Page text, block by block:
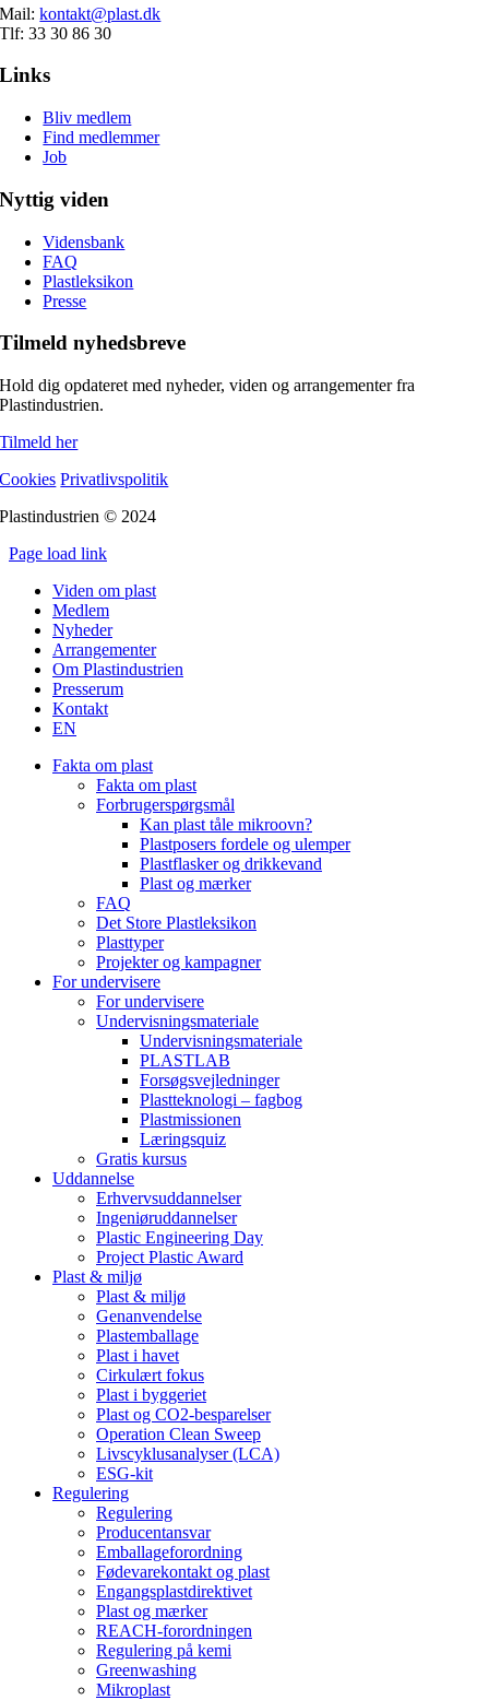
Mail:kontakt@plast.dk
Tlf: 33 30 86 30
Links
Bliv medlem
Find medlemmer
Job
Nyttig viden
Vidensbank
FAQ
Plastleksikon
Presse
Tilmeld nyhedsbreve
Hold dig opdateret med nyheder, viden og arrangementer fra
Plastindustrien.
Tilmeld her
Cookies Privatlivspolitik
Plastindustrien © 2024
Page load link
Viden om plast
Medlem
Nyheder
Arrangementer
Om Plastindustrien
Presserum
Kontakt
EN
Fakta om plast
Fakta om plast
Forbrugerspørgsmål
Kan plast tåle mikroovn?
Plastposers fordele og ulemper
Plastflasker og drikkevand
Plast og mærker
FAQ
Det Store Plastleksikon
Plasttyper
Projekter og kampagner
For undervisere
For undervisere
Undervisningsmateriale
Undervisningsmateriale
PLASTLAB
Forsøgsvejledninger
Plastteknologi – fagbog
Plastmissionen
Læringsquiz
Gratis kursus
Uddannelse
Erhvervsuddannelser
Ingeniøruddannelser
Plastic Engineering Day
Project Plastic Award
Plast & miljø
Plast & miljø
Genanvendelse
Plastemballage
Plast i havet
Cirkulært fokus
Plast i byggeriet
Plast og CO2-besparelser
Operation Clean Sweep
Livscyklusanalyser (LCA)
ESG-kit
Regulering
Regulering
Producentansvar
Emballageforordning
Fødevarekontakt og plast
Engangsplastdirektivet
Plast og mærker
REACH-forordningen
Regulering på kemi
Greenwashing
Mikroplast